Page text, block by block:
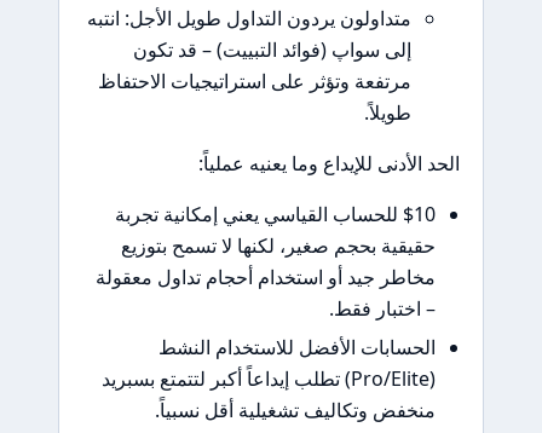
متداولون يردون التداول طويل الأجل: انتبه
إلى سواپ (فوائد التبييت) – قد تكون
مرتفعة وتؤثر على استراتيجيات الاحتفاظ
طويلاً.
الحد الأدنى للإيداع وما يعنيه عملياً:
$10 للحساب القياسي يعني إمكانية تجربة
حقيقية بحجم صغير، لكنها لا تسمح بتوزيع
مخاطر جيد أو استخدام أحجام تداول معقولة
– اختبار فقط.
الحسابات الأفضل للاستخدام النشط
(Pro/Elite) تطلب إيداعاً أكبر لتتمتع بسبريد
منخفض وتكاليف تشغيلية أقل نسبياً.